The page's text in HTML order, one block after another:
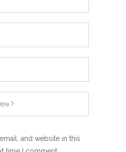
and website in this